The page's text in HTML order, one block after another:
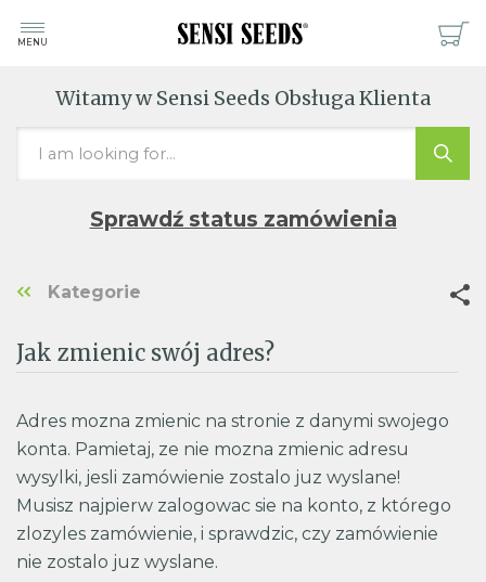
MENU
Witamy w Sensi Seeds Obsługa Klienta
Sprawdź status zamówienia
Kategorie
Jak zmienic swój adres?
Adres mozna zmienic na stronie z danymi swojego
konta. Pamietaj, ze nie mozna zmienic adresu
wysylki, jesli zamówienie zostalo juz wyslane!
Musisz najpierw zalogowac sie na konto, z którego
zlozyles zamówienie, i sprawdzic, czy zamówienie
nie zostalo juz wyslane.